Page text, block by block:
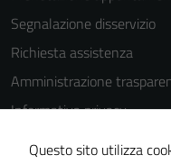
Segnalazione disservizio
Richiesta assistenza
Amministrazione
Informativa privacy
Cookie Policy
Questo sito utilizza